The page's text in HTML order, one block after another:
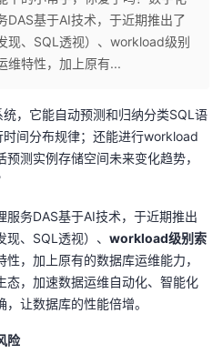
DAS基于AI技术，于近期推出了
现、SQL透视）、workload级别
维特性，加上原有...
，它能自动预测和归纳分类SQL 语
时间分布规律；还能进行workload
测实例存储空间未来变化趋势，
服务DAS基于AI技术，于近期推出
现、 SQL 透视）、 workload级别索
性，加上原有的数据库运维能力，
态，加速数据运维自动化、智能化
让数据库的性能倍增。
险